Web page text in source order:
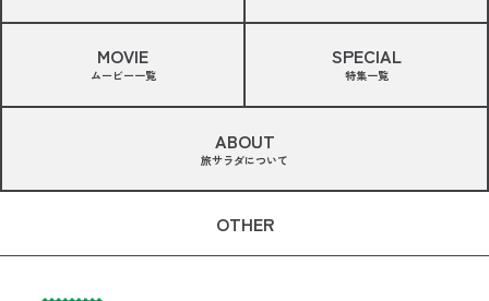
MOVIE
ムービー一覧
SPECIAL
特集一覧
ABOUT
旅サラダについて
OTHER